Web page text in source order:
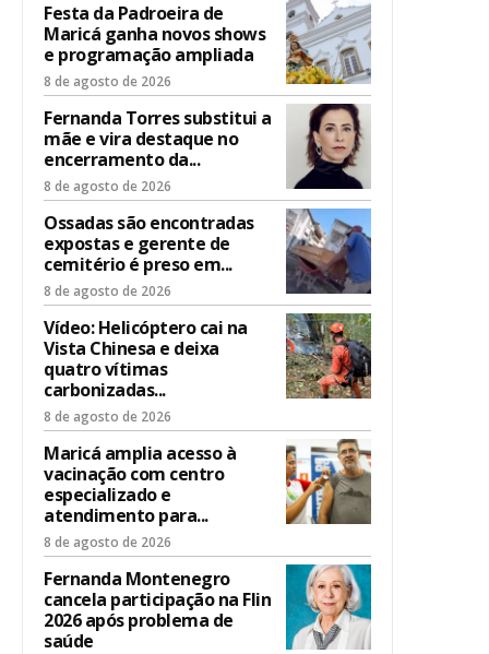
Festa da Padroeira de
Maricá ganha novos shows
e programação ampliada
8 de agosto de 2026
Fernanda Torres substitui a
mãe e vira destaque no
encerramento da...
8 de agosto de 2026
Ossadas são encontradas
expostas e gerente de
cemitério é preso em...
8 de agosto de 2026
Vídeo: Helicóptero cai na
Vista Chinesa e deixa
quatro vítimas
carbonizadas...
8 de agosto de 2026
Maricá amplia acesso à
vacinação com centro
especializado e
atendimento para...
8 de agosto de 2026
Fernanda Montenegro
cancela participação na Flin
2026 após problema de
saúde